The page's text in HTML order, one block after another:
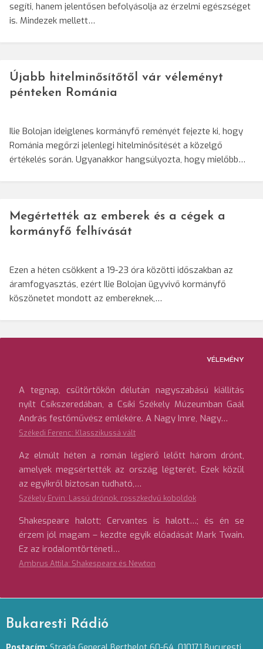
segíti, hanem jelentősen befolyásolja az érzelmi egészséget
is. Mindezek mellett…
Újabb hitelminősítőtől vár véleményt
pénteken Románia
Ilie Bolojan ideiglenes kormányfő reményét fejezte ki, hogy
Románia megőrzi jelenlegi hitelminősítését a közelgő
értékelés során. Ugyanakkor hangsúlyozta, hogy mielőbb…
Megértették az emberek és a cégek a
kormányfő felhívását
Ezen a héten csökkent a 19-23 óra közötti időszakban az
áramfogyasztás, ezért Ilie Bolojan ügyvivő kormányfő
köszönetet mondott az embereknek,…
VÉLEMÉNY
A tegnap, csütörtökön délután nagyszabású kiállítás
nyílt Csíkszeredában, a Csíki Székely Múzeumban Gaál
András festőművész emlékére. A Nagy Imre, Nagy…
Székedi Ferenc: Klasszikussá vált
Az elmúlt héten a román légierő lelőtt három drónt,
amelyek megsértették az ország légterét. Ezek közül
az egyikről biztosan tudható,…
Székely Ervin: Lassú drónok, rosszkedvű koboldok
Shakespeare halott; Cervantes is halott…; és én se
érzem jól magam – kezdte egyik előadását Mark Twain.
Ez az irodalomtörténeti…
Ambrus Attila: Shakespeare és Newton
Bukaresti Rádió